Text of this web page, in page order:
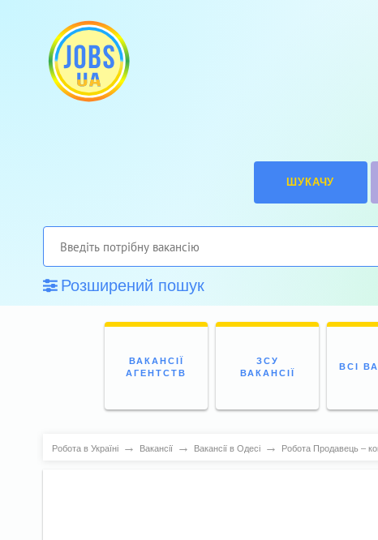
ШУКАЧУ
Розширений пошук
ВАКАНСІЇ
АГЕНТСТВ
ЗСУ
ВАКАНСІЇ
ВСІ
Робота в Україні → Вакансії → Вакансії в Одесі → Робота Продавець –